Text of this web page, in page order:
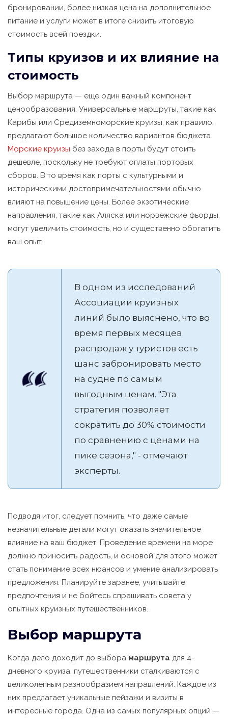
бронировании, более низкая цена на дополнительное
питание и услуги может в итоге снизить итоговую
стоимость всей поездки.
Типы круизов и их влияние на
стоимость
Выбор маршрута — еще один важный компонент
ценообразования. Универсальные маршруты, такие как
Карибы или Средиземноморские круизы, как правило,
предлагают большое количество вариантов бюджета.
Морские круизы без захода в порты будут стоить
дешевле, поскольку не требуют оплаты портовых
сборов. В то время как порты с культурными и
историческими достопримечательностями обычно
влияют на повышение цены. Более экзотические
направления, такие как Аляска или норвежские фьорды,
могут увеличить стоимость, но и существенно обогатить
ваш опыт.
В одном из исследований
Ассоциации круизных
линий было выяснено, что во
время первых месяцев
распродаж у туристов есть
шанс забронировать место
на судне по самым
выгодным ценам. "Эта
стратегия позволяет
сократить до 30% стоимости
по сравнению с ценами на
пике сезона," - отмечают
эксперты.
Подводя итог, следует помнить, что даже самые
незначительные детали могут оказать значительное
влияние на ваш бюджет. Проведение времени на море
должно приносить радость, и основой для этого может
стать понимание всех нюансов и умение анализировать
предложения. Планируйте заранее, учитывайте
предпочтения и не бойтесь спрашивать совета у
опытных круизных путешественников.
Выбор маршрута
Когда дело доходит до выбора маршрута для 4-
дневного круиза, путешественники сталкиваются с
великолепным разнообразием направлений. Каждое из
них предлагает уникальные пейзажи и визиты в
интересные города. Одна из самых популярных опций —